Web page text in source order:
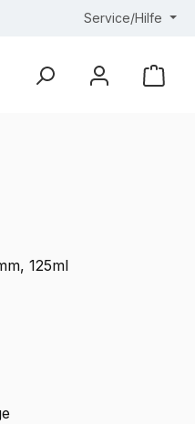
Service/Hilfe
Outlet %
125ml